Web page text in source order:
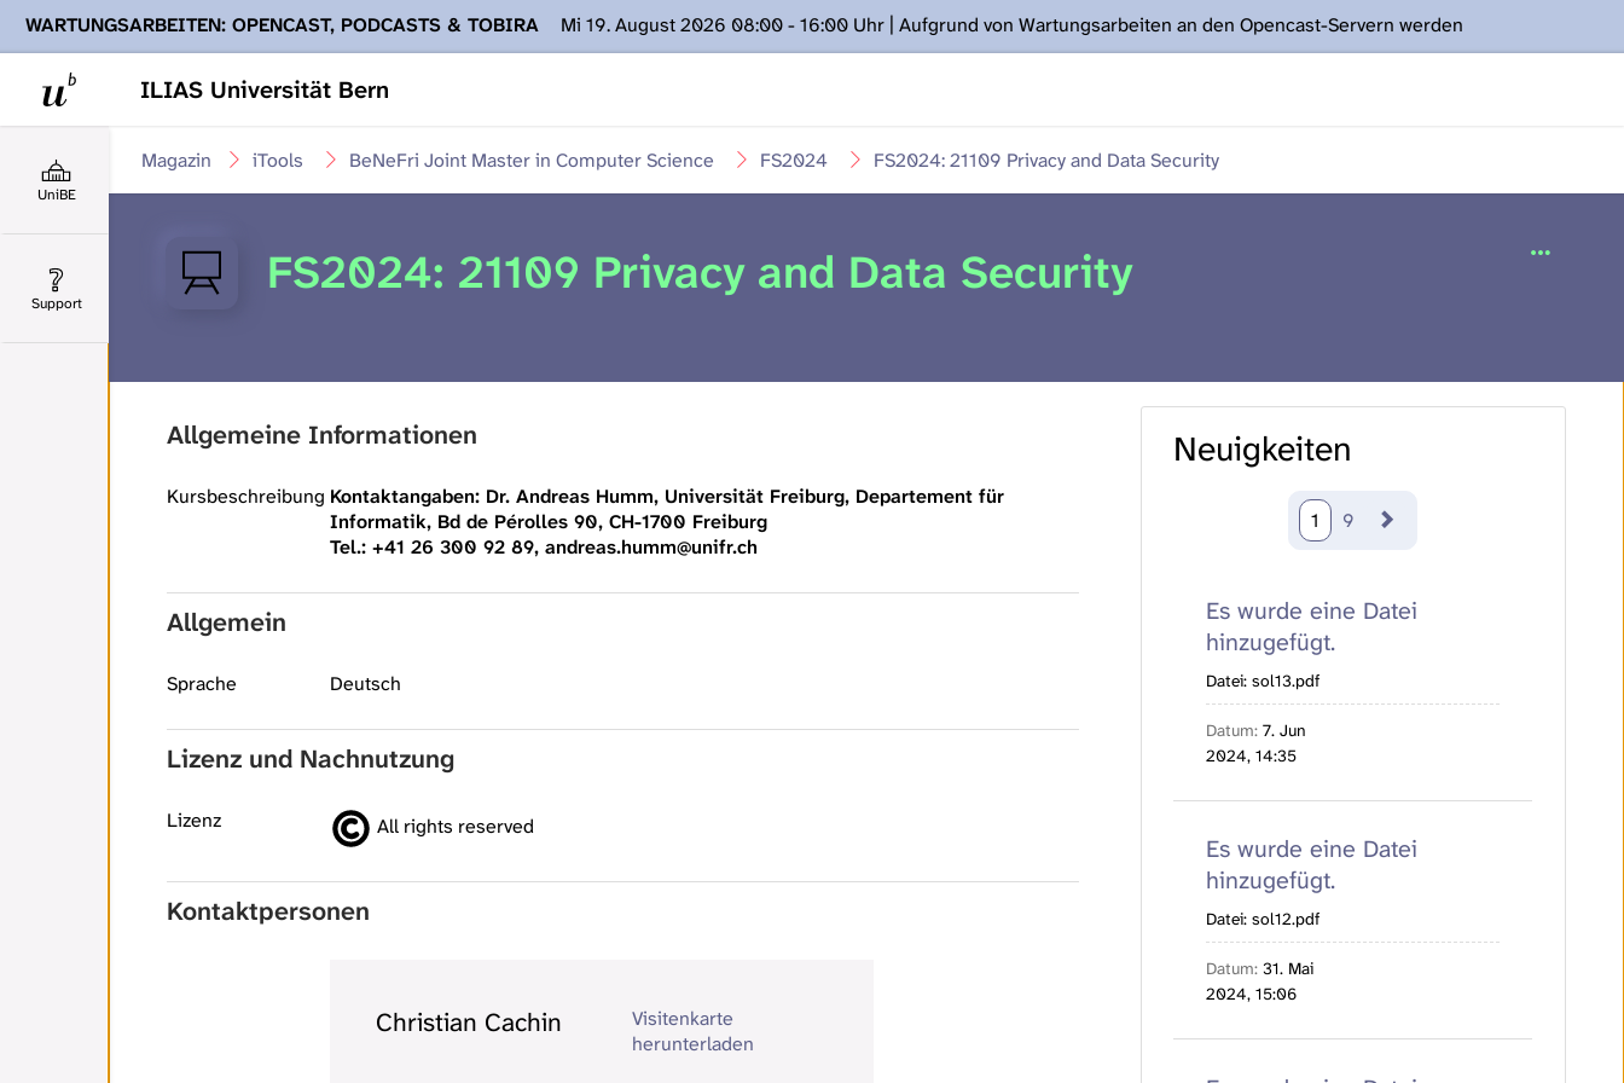
ILIAS Universität Bern
WARTUNGSARBEITEN: OPENCAST, PODCASTS & TOBIRA
Mi 19. August 2026 08:00 - 16:00 Uhr | Aufgrund von Wartungsarbeiten an den Opencast-Servern werden
Ihnen Podcasts, Opencast-Videos und Tobira nicht zur Verfügung stehen. Kontakt: www.podcast.unibe.ch
UniBE
Support
FS2024: 21109 Privacy and Data Security
FS2024
BeNeFri Joint Master in Computer Science
iTools
Magazin
FS2024: 21109 Privacy and Data Security
Allgemeine Informationen
Kursbeschreibung Kontaktangaben: Dr. Andreas Humm, Universität Freiburg, Departement für
Informatik, Bd de Pérolles 90, CH-1700 Freiburg
Tel.: +41 26 300 92 89, andreas.humm@unifr.ch
Allgemein
Sprache Deutsch
Lizenz und Nachnutzung
Lizenz All rights reserved
Kontaktpersonen
Christian Cachin
Visitenkarte
herunterladen
Neuigkeiten
1 9
Es wurde eine Datei
hinzugefügt.
Datei: sol13.pdf
Datum 7. Jun
2024, 14:35
Es wurde eine Datei
hinzugefügt.
Datei: sol12.pdf
Datum 31. Mai
2024, 15:06